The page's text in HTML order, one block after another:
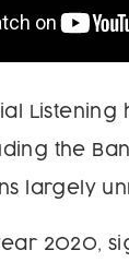
the
largely
2020,